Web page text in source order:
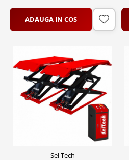
ADAUGA IN COS
Sel Tech